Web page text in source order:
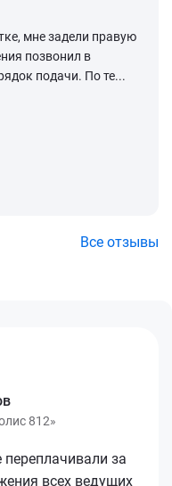
мне задели правую
позвонил в
подачи. По те...
Все отзывы
812»
за
всех ведущих